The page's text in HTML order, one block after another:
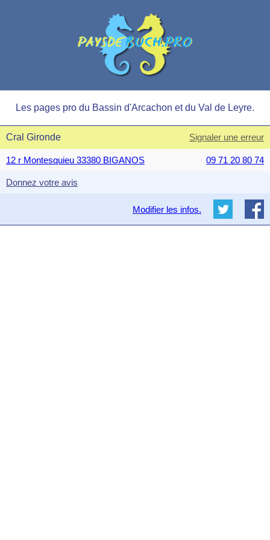
Les pages pro du Bassin d'Arcachon et du Val de Leyre.
Cral Gironde Signaler une erreur
12 r Montesquieu 33380 BIGANOS 09 71 20 80 74
Donnez votre avis
Modifier les infos.